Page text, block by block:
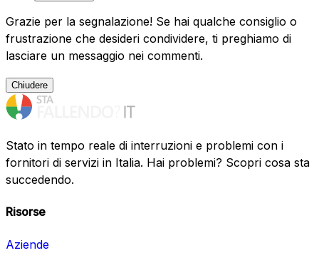
Grazie per la segnalazione! Se hai qualche consiglio o
frustrazione che desideri condividere, ti preghiamo di
lasciare un messaggio nei commenti.
Chiudere
Stato in tempo reale di interruzioni e problemi con i
fornitori di servizi in Italia. Hai problemi? Scopri cosa sta
succedendo.
Risorse
Aziende